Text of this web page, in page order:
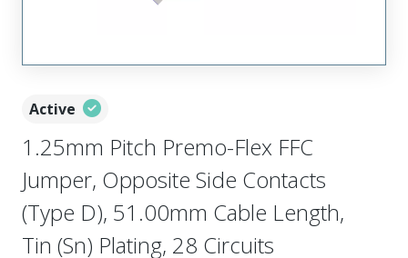
Active
1.25mm Pitch Premo-Flex FFC
Jumper, Opposite Side Contacts
(Type D), 51.00mm Cable Length,
Tin (Sn) Plating, 28 Circuits